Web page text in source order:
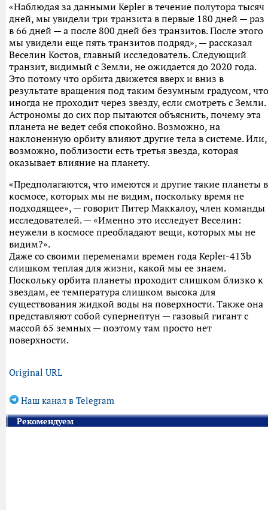
«Наблюдая за данными Kepler в течение полутора тысяч
дней, мы увидели три транзита в первые 180 дней — раз
в 66 дней — а после 800 дней без транзитов. После этого
мы увидели еще пять транзитов подряд», — рассказал
Веселин Костов, главный исследователь. Следующий
транзит, видимый с Земли, не ожидается до 2020 года.
Это потому что орбита движется вверх и вниз в
результате вращения под таким безумным градусом, что
иногда не проходит через звезду, если смотреть с Земли.
Астрономы до сих пор пытаются объяснить, почему эта
планета не ведет себя спокойно. Возможно, на
наклоненную орбиту влияют другие тела в системе. Или,
возможно, поблизости есть третья звезда, которая
оказывает влияние на планету.
«Предполагаются, что имеются и другие такие планеты в
космосе, которых мы не видим, поскольку время не
подходящее», — говорит Питер Маккалоу, член команды
исследователей. — «Именно это исследует Веселин:
неужели в космосе преобладают вещи, которых мы не
видим?».
Даже со своими переменами времен года Kepler-413b
слишком теплая для жизни, какой мы ее знаем.
Поскольку орбита планеты проходит слишком близко к
звездам, ее температура слишком высока для
существования жидкой воды на поверхности. Также она
представляют собой супернептун — газовый гигант с
массой 65 земных — поэтому там просто нет
поверхности.
Original URL
Наш канал в Telegram
Рекомендуем